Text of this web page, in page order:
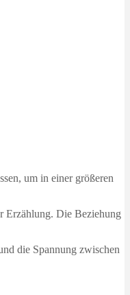
um in einer größeren
Erzählung. Die Beziehung
die Spannung zwischen